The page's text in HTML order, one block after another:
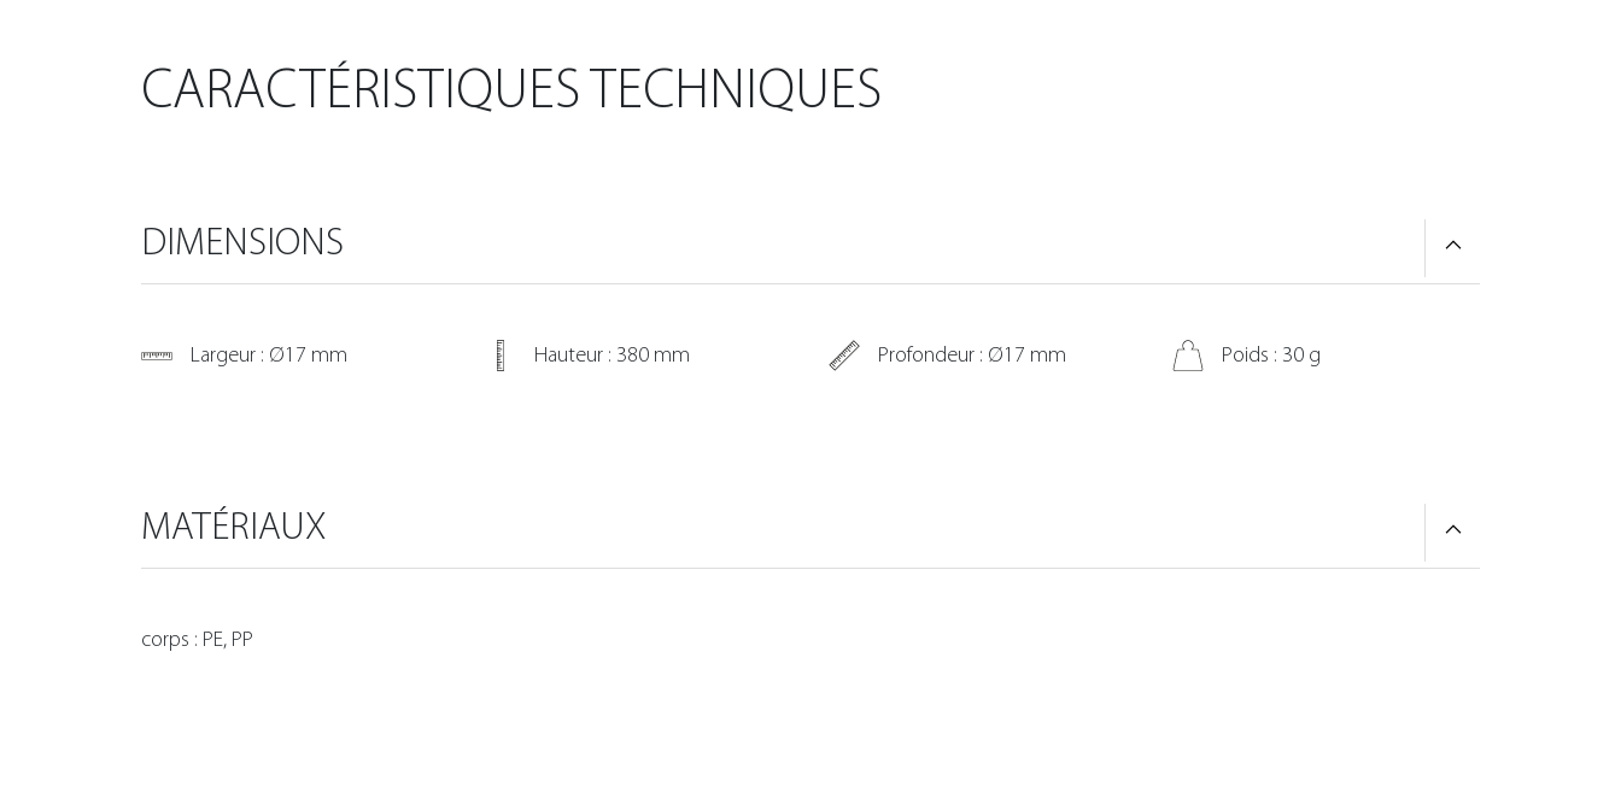
CARACTÉRISTIQUES TECHNIQUES
DIMENSIONS
Largeur : Ø17 mm Hauteur : 380 mm Profondeur : Ø17 mm Poids : 30 g
MATÉRIAUX
corps : PE, PP